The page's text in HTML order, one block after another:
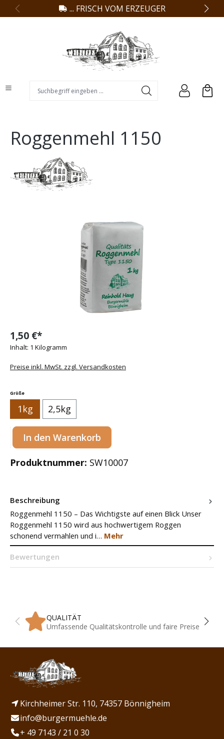
springen ... FRISCH VOM ERZEUGER
Suchbegriff eingeben ...
Roggenmehl 1150
1,50 €*
Inhalt: 1 Kilogramm
Preise inkl. MwSt. zzgl. Versandkosten
Größeauswählen
1kg 2,5kg
Produkt Anzahl: Gib den gewünschten Wert ein oder benutze die
In den Warenkorb
Produktnummer: SW10007
Beschreibung
Roggenmehl 1150 – Das Wichtigste auf einen Blick Unser
Roggenmehl 1150 wird aus hochwertigem Roggen
schonend vermahlen und i… Mehr
Bewertungen
QUALITÄT
Umfassende Qualitätskontrolle und faire Preise
Kirchheimer Str. 110, 74357 Bönnigheim
info@burgermuehle.de
+ 49 7143 / 21 0 30